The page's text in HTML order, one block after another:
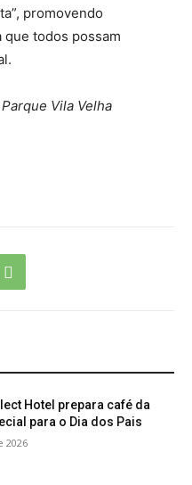
promovendo
todos possam
Vila Velha
Hotel prepara café da
para o Dia dos Pais
2026